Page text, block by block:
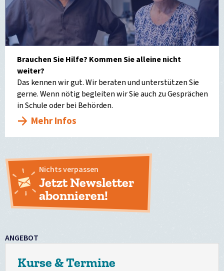
Brauchen Sie Hilfe? Kommen Sie alleine nicht
weiter?
Das kennen wir gut. Wir beraten und unterstützen Sie
gerne. Wenn nötig begleiten wir Sie auch zu Gesprächen
in Schule oder bei Behörden.
Mehr Infos
Nichts verpassen
Jetzt Newsletter
abonnieren!
ANGEBOT
Kurse & Termine